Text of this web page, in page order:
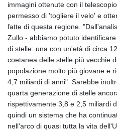
immagini ottenute con il
permesso di 'togliere il velo' e
fatte di questa regione.
Zullo - abbiamo potuto
di stelle: una con un'età di circa
coetanea delle stelle più vecchie
popolazione molto più giovane e
4,7 miliardi di anni". Sarebbe
quarta generazione di stelle
rispettivamente 3,8 e 2,5 miliardi
quindi un sistema che ha
nell'arco di quasi tutta la vita